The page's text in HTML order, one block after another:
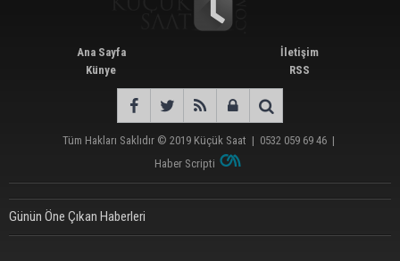
Ana Sayfa
Künye
İletişim
RSS
Tüm Hakları Saklıdır © 2019 Küçük Saat | 0532 059 69 46 |
Haber Scripti
Günün Öne Çıkan Haberleri